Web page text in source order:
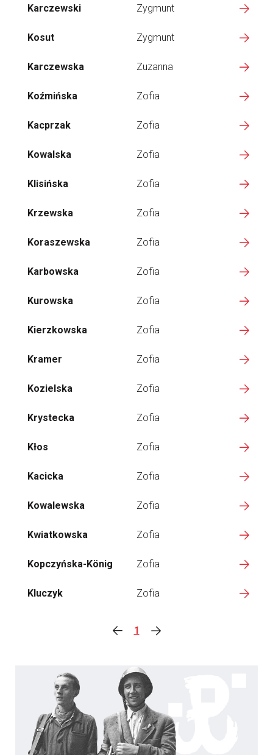
Karczewski Zygmunt
Kosut Zygmunt
Karczewska Zuzanna
Koźmińska Zofia
Kacprzak Zofia
Kowalska Zofia
Klisińska Zofia
Krzewska Zofia
Koraszewska Zofia
Karbowska Zofia
Kurowska Zofia
Kierzkowska Zofia
Kramer Zofia
Kozielska Zofia
Krystecka Zofia
Kłos Zofia
Kacicka Zofia
Kowalewska Zofia
Kwiatkowska Zofia
Kopczyńska-König Zofia
Kluczyk Zofia
1